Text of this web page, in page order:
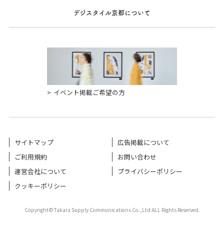
デジスタイル京都について
イベント掲載ご希望の方
サイトマップ
広告掲載について
ご利用規約
お問い合わせ
運営会社について
プライバシーポリシー
クッキーポリシー
Copyright©Takara Supply Communications Co.,Ltd ALL Rights Reserved.